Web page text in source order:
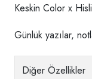
Keskin Color x
Günlük yazılar,
Diğer Özellikler